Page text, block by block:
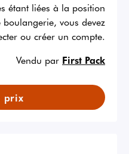
étant liées à la position
vous devez
ou créer un compte.
Vendu par First Pack
prix